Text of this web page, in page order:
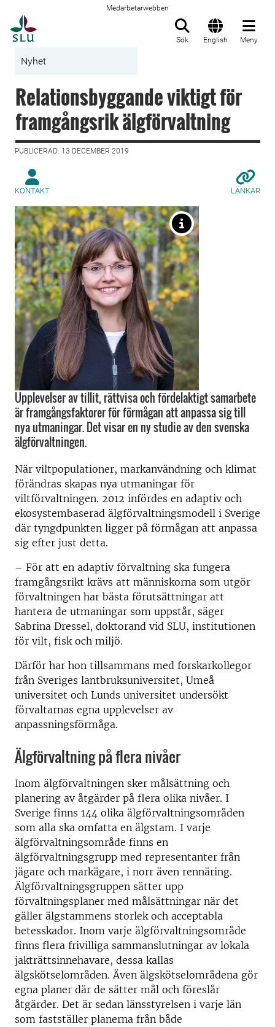
Medarbetarwebben
Sök English Meny
Nyhet
Relationsbyggande viktigt för
framgångsrik älgförvaltning
PUBLICERAD: 13 DECEMBER 2019
KONTAKT LÄNKAR
Upplevelser av tillit, rättvisa och fördelaktigt samarbete
är framgångsfaktorer för förmågan att anpassa sig till
nya utmaningar. Det visar en ny studie av den svenska
älgförvaltningen.
När viltpopulationer, markanvändning och klimat
förändras skapas nya utmaningar för
viltförvaltningen. 2012 infördes en adaptiv och
ekosystembaserad älgförvaltningsmodell i Sverige
där tyngdpunkten ligger på förmågan att anpassa
sig efter just detta.
– För att en adaptiv förvaltning ska fungera
framgångsrikt krävs att människorna som utgör
förvaltningen har bästa förutsättningar att
hantera de utmaningar som uppstår, säger
Sabrina Dressel, doktorand vid SLU, institutionen
för vilt, fisk och miljö.
Därför har hon tillsammans med forskarkollegor
från Sveriges lantbruksuniversitet, Umeå
universitet och Lunds universitet undersökt
förvaltarnas egna upplevelser av
anpassningsförmåga.
Älgförvaltning på flera nivåer
Inom älgförvaltningen sker målsättning och
planering av åtgärder på flera olika nivåer. I
Sverige finns 144 olika älgförvaltningsområden
som alla ska omfatta en älgstam. I varje
älgförvaltningsområde finns en
älgförvaltningsgrupp med representanter från
jägare och markägare, i norr även rennäring.
Älgförvaltningsgruppen sätter upp
förvaltningsplaner med målsättningar när det
gäller älgstammens storlek och acceptabla
betesskador. Inom varje älgförvaltningsområde
finns flera frivilliga sammanslutningar av lokala
jakträttsinnehavare, dessa kallas
älgskötselområden. Även älgskötselområdena gör
egna planer där de sätter mål och föreslår
åtgärder. Det är sedan länsstyrelsen i varje län
som fastställer planerna från både